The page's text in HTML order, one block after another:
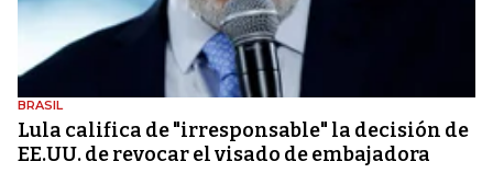
BRASIL
Lula califica de "irresponsable" la decisión de
EE.UU. de revocar el visado de embajadora